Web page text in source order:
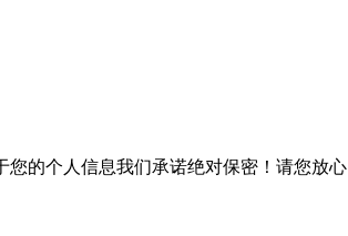
的个人信息我们承诺绝对保密！请您放心